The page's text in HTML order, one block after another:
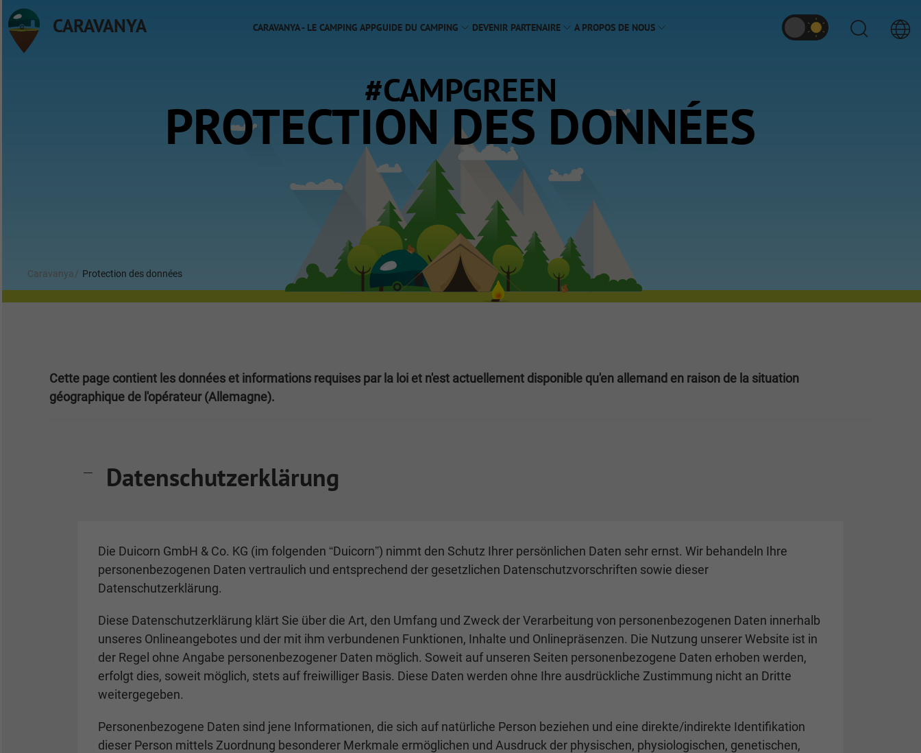
CARAVANYA CARAVANYA - LE CAMPING APPGUIDE DU CAMPING DEVENIR PARTENAIRE A PROPOS DE NOUS
#CAMPGREEN
PROTECTION DES DONNÉES
Caravanya Protection des données
Cette page contient les données et informations requises par la loi et n'est actuellement disponible qu'en allemand en raison de la situation
géographique de l'opérateur (Allemagne).
Datenschutzerklärung
Die Duicorn GmbH & Co. KG (im folgenden “Duicorn”) nimmt den Schutz Ihrer persönlichen Daten sehr ernst. Wir behandeln Ihre
personenbezogenen Daten vertraulich und entsprechend der gesetzlichen Datenschutzvorschriften sowie dieser
Datenschutzerklärung.
Diese Datenschutzerklärung klärt Sie über die Art, den Umfang und Zweck der Verarbeitung von personenbezogenen Daten innerhalb
unseres Onlineangebotes und der mit ihm verbundenen Funktionen, Inhalte und Onlinepräsenzen. Die Nutzung unserer Website ist in
der Regel ohne Angabe personenbezogener Daten möglich. Soweit auf unseren Seiten personenbezogene Daten erhoben werden,
erfolgt dies, soweit möglich, stets auf freiwilliger Basis. Diese Daten werden ohne Ihre ausdrückliche Zustimmung nicht an Dritte
weitergegeben.
Personenbezogene Daten sind jene Informationen, die sich auf natürliche Person beziehen und eine direkte/indirekte Identifikation
dieser Person mittels Zuordnung besonderer Merkmale ermöglichen und Ausdruck der physischen, physiologischen, genetischen,